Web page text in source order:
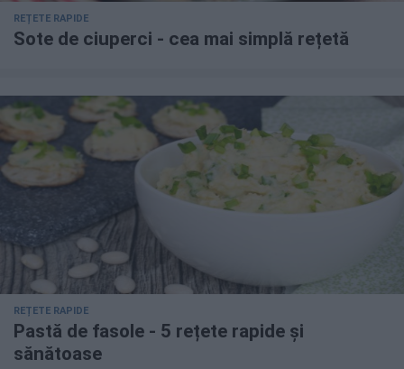
REȚETE RAPIDE
Sote de ciuperci - cea mai simplă rețetă
REȚETE RAPIDE
Pastă de fasole - 5 rețete rapide și
sănătoase